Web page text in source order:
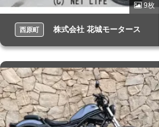
9枚
西原町 株式会社 花城モータース